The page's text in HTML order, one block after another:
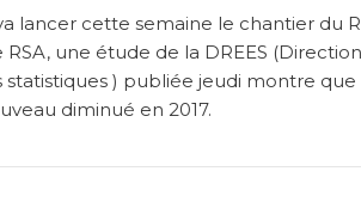
lancer cette semaine le chantier du
une étude de la DREES
statistiques ) publiée jeudi montre
diminué en 2017.